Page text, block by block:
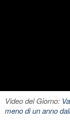
Video del Giorno:
meno di un anno